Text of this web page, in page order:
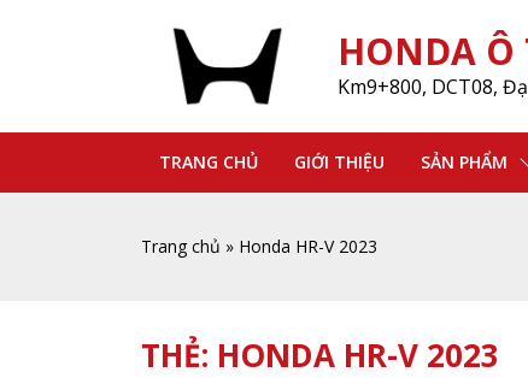
HONDA
Km9+800, DCT08,
TRANG CHỦ GIỚI THIỆU SẢN PHẨM
Trang chủ » Honda HR-V 2023
THẺ: HONDA HR-V 2023